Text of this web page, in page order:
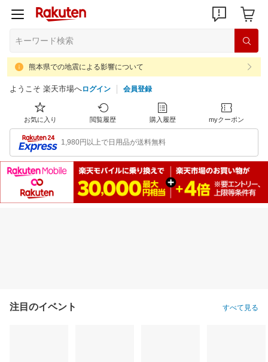
熊本県での地震による影響について
ようこそ 楽天市場へログイン 会員登録
お気に入り 閲覧履歴 購入履歴 myクーポン
1,980円以上で日用品が送料無料
注目のイベント すべて見る